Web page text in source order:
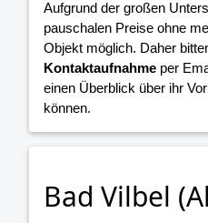
Aufgrund der großen
pauschalen Preise ohne
Objekt möglich. Daher
Kontaktaufnahme per
einen Überblick über ihr
können.
Bad Vilbel